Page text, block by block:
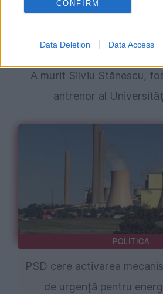
CONFIRM
Data Deletion Data Access
SOCIAL
A murit Silviu Stănescu,
antrenor al
POLITICA
PSD cere activarea
de urgență pentru